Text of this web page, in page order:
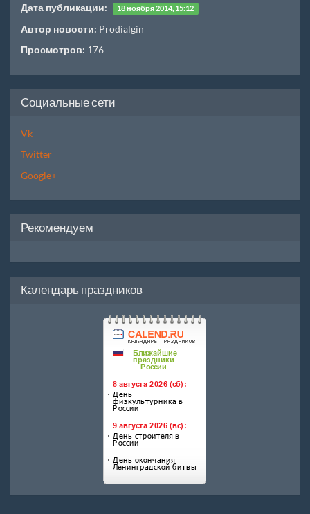
Дата публикации: 18 ноября 2014, 15:12
Автор новости: Prodialgin
Просмотров: 176
Социальные сети
Vk
Twitter
Google+
Рекомендуем
Календарь праздников